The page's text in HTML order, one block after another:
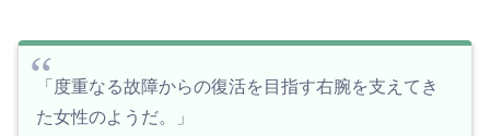
「度重なる故障からの復活を目指す右腕を支えてき
た女性のようだ。」